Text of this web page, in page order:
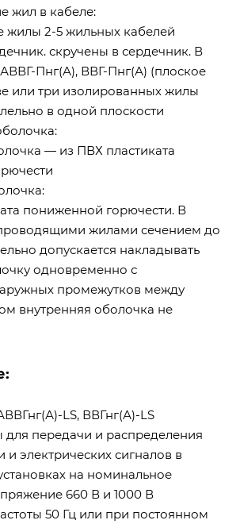
жил в кабеле:
жилы 2-5 жильных кабелей
скручены в сердечник. В
Пнг(А), ВВГ-Пнг(А) (плоское
или три изолированных жилы
в одной плоскости
— из ПВХ пластиката
пониженной горючести. В
жилами сечением до
допускается накладывать
одновременно с
промежутков между
внутренняя оболочка не
LS, ВВГнг(А)-LS
для передачи и распределения
и электрических сигналов в
на номинальное
660 В и 1000 В
50 Гц или при постоянном